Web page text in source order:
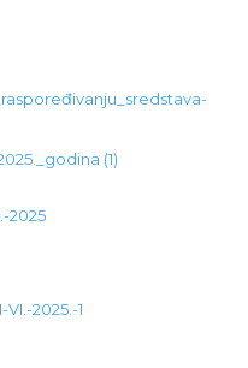
(1)
2025
2025.-1